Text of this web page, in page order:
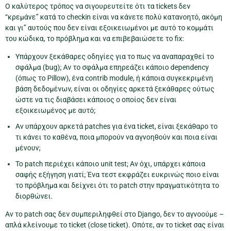
Ο καλύτερος τρόπος να σιγουρευτείτε ότι τα tickets δεν
“κρεμάνε” κατά το checkin είναι να κάνετε πολύ κατανοητό, ακόμη
και γι” αυτούς που δεν είναι εξοικειωμένοι με αυτό το κομμάτι
του κώδικα, το πρόβλημα και να επιβεβαιώσετε το fix:
Υπάρχουν ξεκάθαρες οδηγίες για το πως να αναπαραχθεί το
σφάλμα (bug); Αν το σφάλμα επηρεάζει κάποιο dependency
(όπως το Pillow), ένα contrib module, ή κάποια συγκεκριμένη
βάση δεδομένων, είναι οι οδηγίες αρκετά ξεκάθαρες ούτως
ώστε να τις διαβάσει κάποιος ο οποίος δεν είναι
εξοικειωμένος με αυτό;
Αν υπάρχουν αρκετά patches για ένα ticket, είναι ξεκάθαρο το
τι κάνει το καθένα, ποια μπορούν να αγνοηθούν και ποια είναι
μένουν;
Το patch περιέχει κάποιο unit test; Αν όχι, υπάρχει κάποια
σαφής εξήγηση γιατί; Ένα τεστ εκφράζει ευκρινώς ποιο είναι
το πρόβλημα και δείχνει ότι το patch στην πραγματικότητα το
διορθώνει.
Αν το patch σας δεν συμπεριληφθεί στο Django, δεν το αγνοούμε –
απλά κλείνουμε το ticket (close ticket). Οπότε, αν το ticket σας είναι